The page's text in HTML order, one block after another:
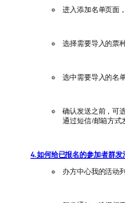
进入添加名单页面
选择需要导入的票
选中需要导入的名
确认发送之前，可
通过短信/邮箱方式
4.如何给已报名的参加者群发
办方中心我的活动